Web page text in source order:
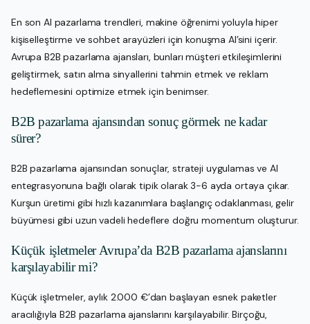
En son AI pazarlama trendleri, makine öğrenimi yoluyla hiper
kişiselleştirme ve sohbet arayüzleri için konuşma AI’sini içerir.
Avrupa B2B pazarlama ajansları, bunları müşteri etkileşimlerini
geliştirmek, satın alma sinyallerini tahmin etmek ve reklam
hedeflemesini optimize etmek için benimser.
B2B pazarlama ajansından sonuç görmek ne kadar
sürer?
B2B pazarlama ajansından sonuçlar, strateji uygulamas ve AI
entegrasyonuna bağlı olarak tipik olarak 3-6 ayda ortaya çıkar.
Kurşun üretimi gibi hızlı kazanımlara başlangıç odaklanması, gelir
büyümesi gibi uzun vadeli hedeflere doğru momentum oluşturur.
Küçük işletmeler Avrupa’da B2B pazarlama ajanslarını
karşılayabilir mi?
Küçük işletmeler, aylık 2.000 €’dan başlayan esnek paketler
aracılığıyla B2B pazarlama ajanslarını karşılayabilir. Birçoğu,